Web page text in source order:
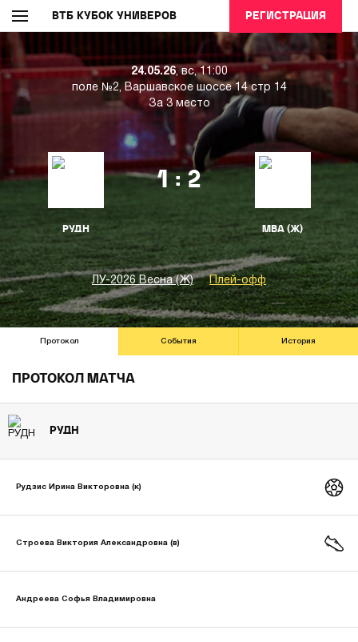
ВТБ КУБОК УНИВЕРОВ РЕГИСТРАЦИЯ
24.05.26, вс, 11:00
поле №2, Варшавское шоссе 14 стр 14
За 3 место
РУДН
1 : 2
МВА (Ж)
ЛУ-2026 Весна (Ж) Плей-офф
Протокол События История
ПРОТОКОЛ МАТЧА
РУДН
Рудзис Ирина Викторовна (к)
Строева Виктория Александровна (в)
Андреева Софья Владимировна